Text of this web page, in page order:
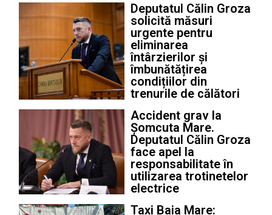
Deputatul Călin Groza
solicită măsuri
urgente pentru
eliminarea
întârzierilor și
îmbunătățirea
condițiilor din
trenurile de călători
Accident grav la
Șomcuta Mare.
Deputatul Călin Groza
face apel la
responsabilitate în
utilizarea trotinetelor
electrice
Taxi Baia Mare: